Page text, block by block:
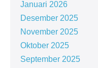
Januari 2026
Desember 2025
November 2025
Oktober 2025
September 2025